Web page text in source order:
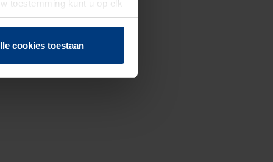
toestemming kunt u op elk
herroepen.
cookies toestaan